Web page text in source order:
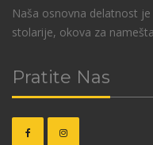
Naša osnovna delatnost
stolarije, okova za
Pratite Nas